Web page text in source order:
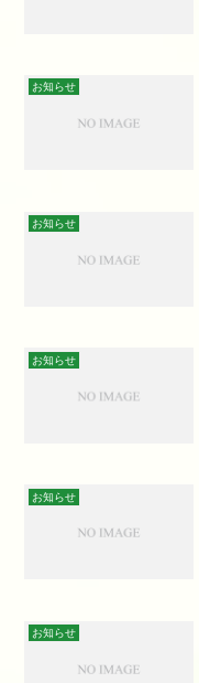
お知らせ
お知らせ
お知らせ
お知らせ
お知らせ